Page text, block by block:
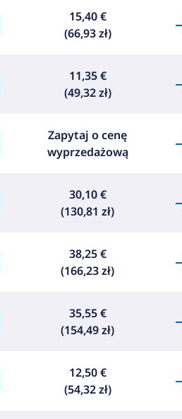
15,40 €
(66,93 zł)
11,35 €
(49,32 zł)
Zapytaj o cenę
wyprzedażową
30,10 €
(130,81 zł)
38,25 €
(166,23 zł)
35,55 €
(154,49 zł)
12,50 €
(54,32 zł)